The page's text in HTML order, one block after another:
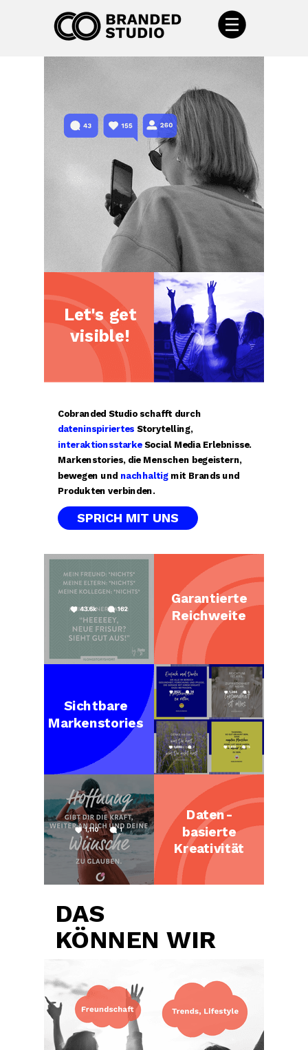
Let's get
visible!
Garantierte
Reichweite
Sichtbare
Markenstories
Daten-
basierte
Kreativität
DAS
KÖNNEN WIR
Cobranded Studio schafft durch
dateninspiriertes Storytelling,
interaktionsstarkeSocial Media Erlebnisse.
Markenstories, die Menschen begeistern,
bewegen und nachhaltigmit Brands und
Produkten verbinden.
SPRICH MIT UNS